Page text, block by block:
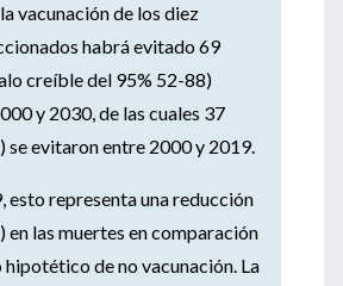
vacunación de los diez
habrá evitado 69
creíble del 95% 52-88)
y 2030, de las cuales 37
se evitaron entre 2000 y 2019.
esto representa una reducción
en las muertes en comparación
hipotético de no vacunación. La